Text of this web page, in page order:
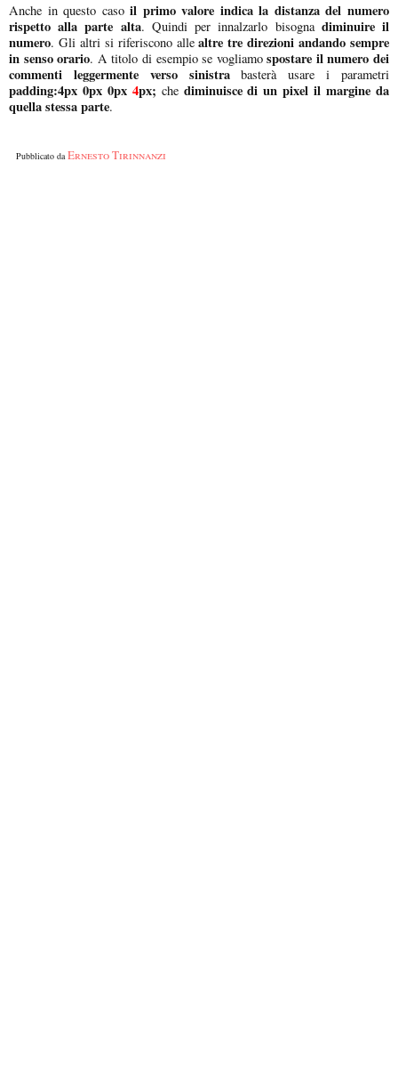
Anche in questo casoil primo valore indica la distanza del numero
rispetto alla parte alta. Quindi per innalzarlo bisogna diminuire il
numero. Gli altri si riferiscono allealtre tre direzioni andando sempre
in senso orario. A titolo di esempio se vogliamospostare il numero dei
commenti leggermente verso sinistrabasterà usare i parametri
padding:4px 0px 0px 4px; che diminuisce di un pixel il margine da
quella stessa parte.
Pubblicato daErnesto Tirinnanzi